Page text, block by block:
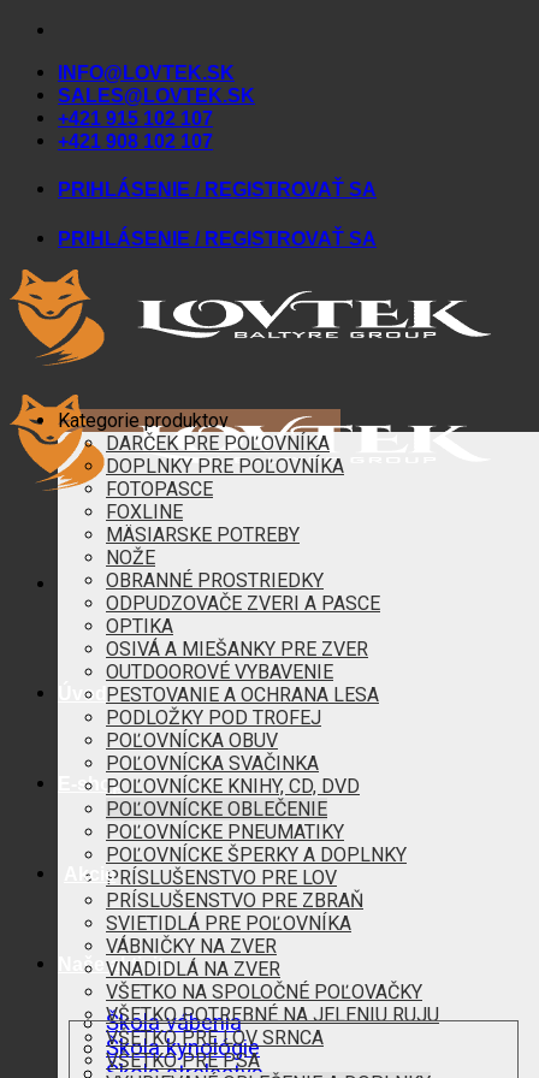
Skip
contentINFO@LOVTEK.SK
SALES@LOVTEK.SK
+421 915 102 107
+421 908 102 107
PRIHLÁSENIE / REGISTROVAŤ SA
PRIHLÁSENIE / REGISTROVAŤ SA
Úvod
E-shop
Akcie
Naše aktivity
Škola vábenia
Škola kynológie
Škola strelectva
Kategorie produktov
DARČEK PRE POĽOVNÍKA
DOPLNKY PRE POĽOVNÍKA
FOTOPASCE
FOXLINE
MÄSIARSKE POTREBY
NOŽE
OBRANNÉ PROSTRIEDKY
ODPUDZOVAČE ZVERI A PASCE
OPTIKA
OSIVÁ A MIEŠANKY PRE ZVER
OUTDOOROVÉ VYBAVENIE
PESTOVANIE A OCHRANA LESA
PODLOŽKY POD TROFEJ
POĽOVNÍCKA OBUV
POĽOVNÍCKA SVAČINKA
POĽOVNÍCKE KNIHY, CD, DVD
POĽOVNÍCKE OBLEČENIE
POĽOVNÍCKE PNEUMATIKY
POĽOVNÍCKE ŠPERKY A DOPLNKY
PRÍSLUŠENSTVO PRE LOV
PRÍSLUŠENSTVO PRE ZBRAŇ
SVIETIDLÁ PRE POĽOVNÍKA
VÁBNIČKY NA ZVER
VNADIDLÁ NA ZVER
VŠETKO NA SPOLOČNÉ POĽOVAČKY
VŠETKO POTREBNÉ NA JELENIU RUJU
VŠETKO PRE LOV SRNCA
VŠETKO PRE PSA